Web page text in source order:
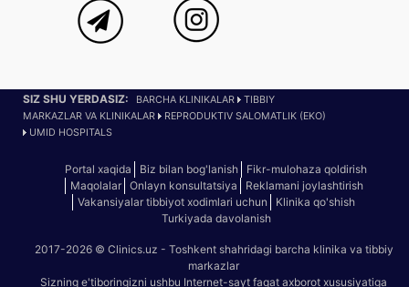
SIZ SHU YERDASIZ: BARCHA KLINIKALAR
TIBBIY
MARKAZLAR VA KLINIKALAR
REPRODUKTIV SALOMATLIK (EKO)
UMID HOSPITALS
Portal xaqida Biz bilan bog'lanish
Fikr-mulohaza qoldirish
Maqolalar
Onlayn konsultatsiya
Reklamani joylashtirish
Vakansiyalar tibbiyot xodimlari uchun
Klinika qo'shish
Turkiyada davolanish
2017-2026 © Clinics.uz - Toshkent shahridagi barcha klinika va tibbiy
markazlar
Sizning e'tiboringizni ushbu Internet-sayt faqat axborot xususiyatiga